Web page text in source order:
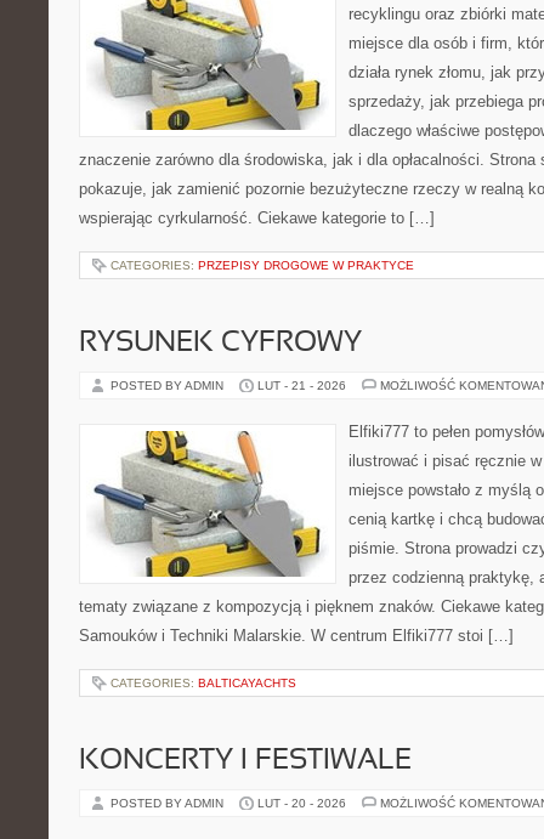
recyklingu oraz zbiórki
miejsce dla osób i firm,
działa rynek złomu, jak
sprzedaży, jak przebiega
dlaczego właściwe
znaczenie zarówno dla środowiska, jak i dla opłacalności.
pokazuje, jak zamienić pozornie bezużyteczne rzeczy w realną
wspierając cyrkularność. Ciekawe kategorie to […]
CATEGORIES: PRZEPISY DROGOWE W PRAKTYCE
RYSUNEK CYFROWY
POSTED BY ADMIN LUT - 21 - 2026 MOŻLIWOŚĆ
Elfiki777 to pełen
ilustrować i pisać ręcznie
miejsce powstało z myślą
cenią kartkę i chcą
piśmie. Strona prowadzi
przez codzienną praktykę,
tematy związane z kompozycją i pięknem znaków. Ciekawe
Samouków i Techniki Malarskie. W centrum Elfiki777 stoi […]
CATEGORIES: BALTICAYACHTS
KONCERTY I FESTIWALE
POSTED BY ADMIN LUT - 20 - 2026 MOŻLIWOŚĆ